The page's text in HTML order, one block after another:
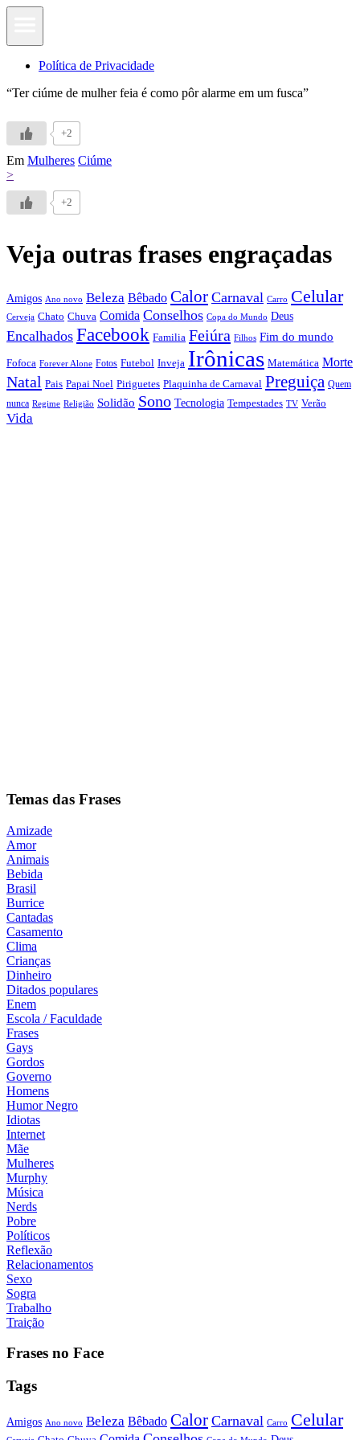
Política de Privacidade
“Ter ciúme de mulher feia é como pôr alarme em um fusca”
+2
Em Mulheres Ciúme
>
+2
Veja outras frases engraçadas
Amigos Ano novo Beleza Bêbado Calor Carnaval Carro Celular
Cerveja Chato Chuva Comida Conselhos Copa do Mundo Deus
Encalhados Facebook Familia Feiúra Filhos Fim do mundo
Fofoca Forever Alone Fotos Futebol Inveja Irônicas Matemática Morte
Natal Pais Papai Noel Piriguetes Plaquinha de Carnaval Preguiça Quem
nunca Regime Religião Solidão Sono Tecnologia Tempestades TV Verão
Vida
Temas das Frases
Amizade
Amor
Animais
Bebida
Brasil
Burrice
Cantadas
Casamento
Clima
Crianças
Dinheiro
Ditados populares
Enem
Escola / Faculdade
Frases
Gays
Gordos
Governo
Homens
Humor Negro
Idiotas
Internet
Mãe
Mulheres
Murphy
Música
Nerds
Pobre
Políticos
Reflexão
Relacionamentos
Sexo
Sogra
Trabalho
Traição
Frases no Face
Tags
Amigos Ano novo Beleza Bêbado Calor Carnaval Carro Celular